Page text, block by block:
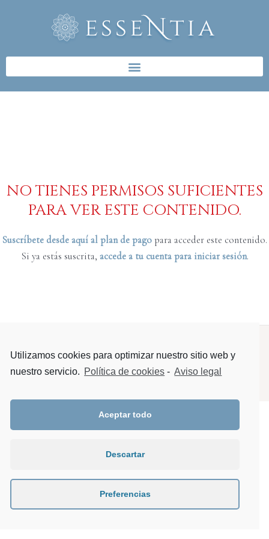
NO TIENES PERMISOS SUFICIENTES
PARA VER ESTE CONTENIDO.
Suscríbete desde aquí al plan de pago para acceder este contenido.
Si ya estás suscrita, accede a tu cuenta para iniciar sesión.
Privacidad|Política de cookies|Aviso legal |Condiciones de
contratación
Utilizamos cookies para optimizar nuestro sitio web y
nuestro servicio. Política de cookies - Aviso legal
Aceptar todo
Descartar
Preferencias